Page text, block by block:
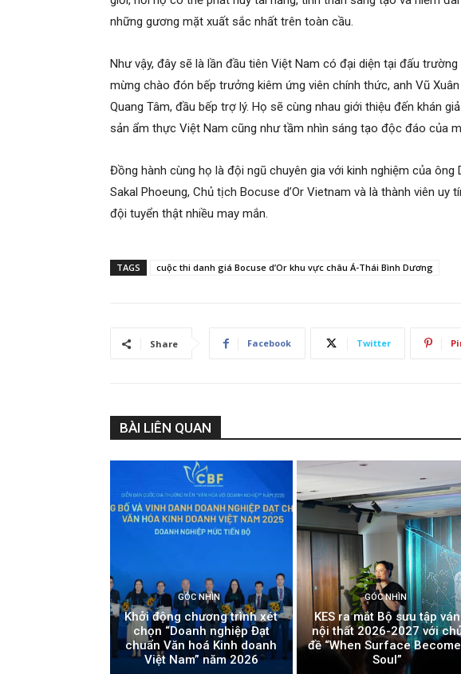
những gương mặt xuất sắc nhất trên toàn cầu.
Như vậy, đây sẽ là lần đầu tiên Việt Nam có đại diện tại đấu
mừng chào đón bếp trưởng kiêm ứng viên chính thức, anh Vũ
Quang Tâm, đầu bếp trợ lý. Họ sẽ cùng nhau giới thiệu đến khán
sản ẩm thực Việt Nam cũng như tầm nhìn sáng tạo độc đáo của
Đồng hành cùng họ là đội ngũ chuyên gia với kinh nghiệm của ông
Sakal Phoeung, Chủ tịch Bocuse d’Or Vietnam và là thành viên uy
đội tuyển thật nhiều may mắn.
TAGS cuộc thi danh giá Bocuse d’Or khu vực châu Á-Thái Bình Dương
Share Facebook Twitter
BÀI LIÊN QUAN
GÓC NHÌN
Khởi động chương trình xét
chọn “Doanh nghiệp Đạt
chuẩn Văn hoá Kinh doanh
Việt Nam” năm 2026
GÓC NHÌN
KES ra mắt Bộ sưu tập ván
nội thất 2026-2027 với
đề “When Surface
Soul”